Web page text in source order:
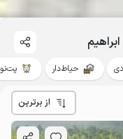
حیاط‌دار
از برترین